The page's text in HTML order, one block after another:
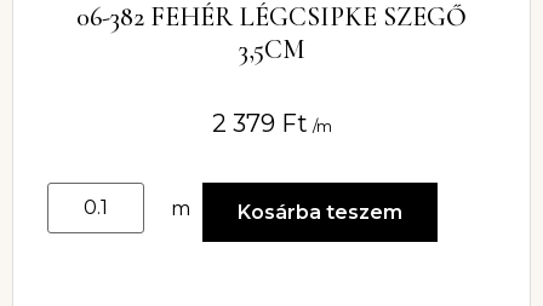
06-382 FEHÉR LÉGCSIPKE SZEGŐ
3,5CM
2 379 Ft /m
m Kosárba teszem